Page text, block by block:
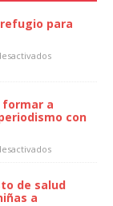
para
formar a
con
de salud
a